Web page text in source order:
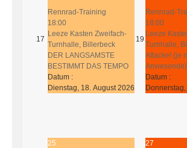
17
Rennrad-Training
18:00
Leeze Kasten Zweifach-
Turnhalle, Billerbeck
DER LANGSAMSTE
BESTIMMT DAS TEMPO
Datum :
Dienstag, 18. August 2026
19
Rennrad-
18:00
Leeze
Turnhalle,
Attacke! (je
Anwesende)
Datum :
25 27